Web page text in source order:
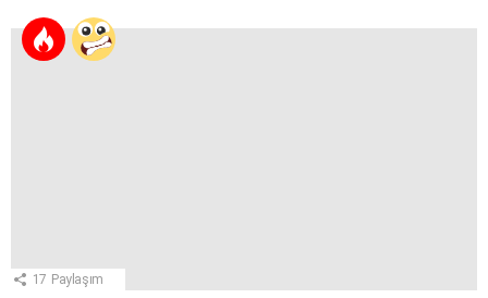
17 Paylaşım